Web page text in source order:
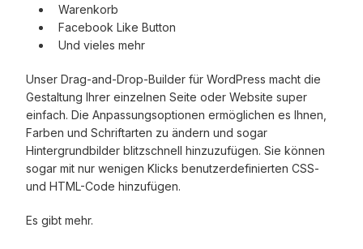
Warenkorb
Facebook Like Button
Und vieles mehr
Unser Drag-and-Drop-Builder für WordPress macht die
Gestaltung Ihrer einzelnen Seite oder Website super
einfach. Die Anpassungsoptionen ermöglichen es Ihnen,
Farben und Schriftarten zu ändern und sogar
Hintergrundbilder blitzschnell hinzuzufügen. Sie können
sogar mit nur wenigen Klicks benutzerdefinierten CSS-
und HTML-Code hinzufügen.
Es gibt mehr.